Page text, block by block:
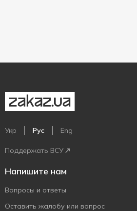
Укр Рус Eng
Поддержать ВСУ
Напишите нам
Вопросы и ответы
Оставить жалобу или вопрос